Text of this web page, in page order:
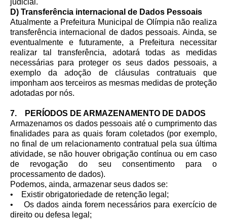
judicial.
D) Transferência internacional de Dados Pessoais
Atualmente a Prefeitura Municipal de Olímpia não realiza
transferência internacional de dados pessoais. Ainda, se
eventualmente e futuramente, a Prefeitura necessitar
realizar tal transferência, adotará todas as medidas
necessárias para proteger os seus dados pessoais, a
exemplo da adoção de cláusulas contratuais que
imponham aos terceiros as mesmas medidas de proteção
adotadas por nós.
7. PERÍODOS DE ARMAZENAMENTO DE DADOS
Armazenamos os dados pessoais até o cumprimento das
finalidades para as quais foram coletados (por exemplo,
no final de um relacionamento contratual pela sua última
atividade, se não houver obrigação contínua ou em caso
de revogação do seu consentimento para o
processamento de dados).
Podemos, ainda, armazenar seus dados se:
• Existir obrigatoriedade de retenção legal;
• Os dados ainda forem necessários para exercício de
direito ou defesa legal;